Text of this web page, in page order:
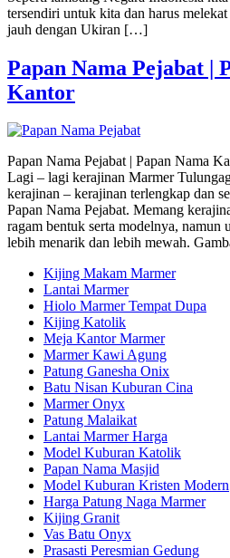
tersendiri untuk kita dan harus
jauh dengan Ukiran […]
Papan Nama Pejabat |
Kantor
Papan Nama Pejabat | Papan Nama
Lagi – lagi kerajinan Marmer
kerajinan – kerajinan terlengkap dan
Papan Nama Pejabat. Memang
ragam bentuk serta modelnya,
lebih menarik dan lebih mewah.
Kijing Makam Marmer
Lantai Marmer
Hiolo Marmer Tempat Dupa
Kijing Katolik
Meja Kantor Marmer
Marmer Kawi Agung
Patung Ganesha Onix
Batu Nisan Kuburan Cina
Marmer Onyx
Patung Malaikat
Lantai Marmer Harga
Model Kuburan Katolik
Papan Nama Masjid
Model Kuburan Kristen Modern
Harga Patung Naga Marmer
Kijing Granit
Vas Batu Onyx
Prasasti Peresmian Gedung